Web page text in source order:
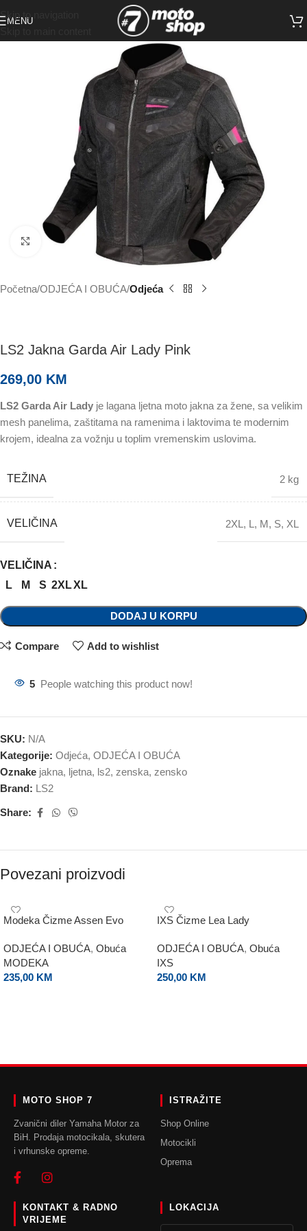
Skip to navigation
MENU
Click to enlarge
Početna ODJEĆA I OBUĆA Odjeća
LS2 Jakna Garda Air Lady Pink
269,00 KM
LS2 Garda Air Lady je lagana ljetna moto jakna za žene, sa velikim
mesh panelima, zaštitama na ramenima i laktovima te modernim
krojem, idealna za vožnju u toplim vremenskim uslovima.
TEŽINA 2 kg
VELIČINA 2XL , L , M, S, XL
VELIČINA
L
M S 2XLXL
DODAJ U KORPU
Compare Add to wishlist
5 People watching this product now!
SKU: N/A
Kategorije: Odjeća, ODJEĆA I OBUĆA
Oznake jakna, ljetna, ls2, zenska, zensko
Brand: LS2
Share:
Povezani proizvodi
Modeka Čizme Assen Evo
ODJEĆA I OBUĆA, Obuća
MODEKA
235,00 KM
IXS Čizme Lea Lady
ODJEĆA I OBUĆA, Obuća
IXS
250,00 KM
MOTO SHOP 7
Zvanični diler Yamaha Motor za
BiH. Prodaja motocikala, skutera
i vrhunske opreme.
ISTRAŽITE
Shop Online
Motocikli
Oprema
KONTAKT & RADNO
VRIJEME
LOKACIJA